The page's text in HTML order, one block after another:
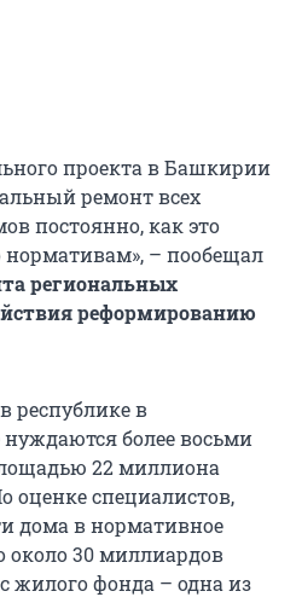
проекта в Башкирии
ремонт всех
постоянно, как это
нормативам», – пообещал
региональных
реформированию
республике в
более восьми
22 миллиона
оценке специалистов,
дома в нормативное
около 30 миллиардов
жилого фонда – одна из